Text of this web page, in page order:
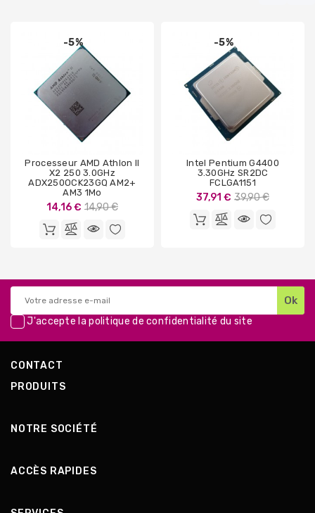
-5%
Processeur AMD Athlon II
X2 250 3.0GHz
ADX250OCK23GQ AM2+
AM3 1Mo
14,16 € Prix
base
14,90 €
-5%
Intel Pentium G4400
3.30GHz SR2DC
FCLGA1151
37,91 € Prix
base
39,90 €
J'accepte lapolitique de confidentialité du site
CONTACT
PRODUITS
NOTRE SOCIÉTÉ
ACCÈS RAPIDES